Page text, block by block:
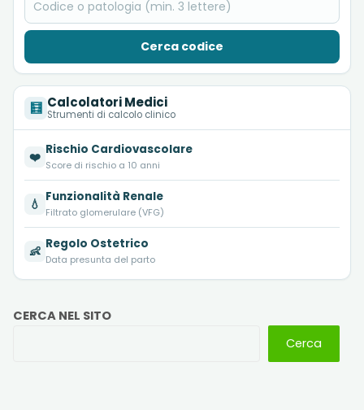
Cerca codice
🧮 Calcolatori Medici
Strumenti di calcolo clinico
❤️ Rischio Cardiovascolare
Score di rischio a 10 anni
💧 Funzionalità Renale
Filtrato glomerulare (VFG)
👶 Regolo Ostetrico
Data presunta del parto
CERCA NEL SITO
Cerca